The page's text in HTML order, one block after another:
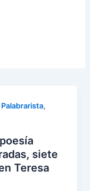
Palabrarista,
siete
Teresa